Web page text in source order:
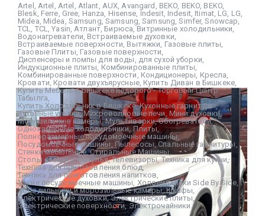
Artel Artel Artel Atlant AUX Avangard BEKO BEKO BEKO,
Blesk Ferre Gree Hanza Hisense Indesit, Indesit, Itimat, LG LG
Midea Midea Samsung ,Samsung ,Samsung ,Simfer,Snowcap
TCL
TCL ,Yasin Атлант ,Бирюса ,Витринные холодильники ,
Водонагреватели Встраиваемые духовки
Встраиваемые поверхности Вытяжки Газовые плиты
Газовые Плиты Газовые поверхности
Диспенсеры и помпы для воды
для сухой уборки
Индукционные плиты Комбинированные плиты
Комбинированные поверхности Кондиционеры Кресла
Кровати, Кровати двухъярусные, Купить Диван в Бишкеке,
Купить Мебель в Бишкеке недорого - Торговый Центр
Табылга
Купить Холодильник в Бишкеке,Кухонные гарнитуры,
Кухонные уголки,Микроволновые печи Мини духовки,
Морозильные камеры,Мультиварки,Обогреватели,
Однокамерные холодильники,Плиты
Полноразмерные посудомоечные машины,
Посудомоечные машины,Пылесосы ,Спальные гарнитуры ,
Стенки мебельные,Стиральные Машины
Столы столики и стулья,Телевизоры,Техника для кухни ,
Техника для приготовления блюд,
Техника для приготовления напитков
Узкие посудомоечные машины Холодильники Side By Side,
Холодильники и морозильные камеры,Шкафы
Электрические духовки,Электрические плиты ,
Электрические поверхности,Электрочайники